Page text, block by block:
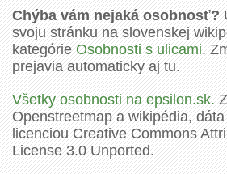
Chýba vám nejaká osobnosť?
svoju stránku na slovenskej
kategórieOsobnosti s ulicami.
prejavia automaticky aj tu.
Všetky osobnosti na epsilon.sk.
Openstreetmap a wikipédia,
licenciou Creative Commons
License 3.0 Unported.